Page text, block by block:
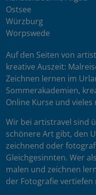
Ostsee
Würzburg
Worpswede
Auf den Seiten von
kreative Auszeit:
Zeichnen lernen im
Sommerakademien,
Online Kurse und vieles
Wir bei artistravel sind
schönere Art gibt, den
zeichnend oder
Gleichgesinnten. Wer
malen und zeichnen
der Fotografie